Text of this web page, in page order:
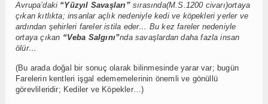
Avrupa’daki “Yüzyıl Savaşları”sırasında(M.S.1200 civarı)ortaya
çıkan kıtlıkta; insanlar açlık nedeniyle kedi ve köpekleri yerler ve
ardından şehirleri fareler istila eder… Bu kez fareler nedeniyle
ortaya çıkan “Veba Salgını”nda savaşlardan daha fazla insan
ölür…
(Bu arada doğal bir sonuç olarak bilinmesinde yarar var; bugün
Farelerin kentleri işgal edememelerinin önemli ve gönüllü
görevlileridir; Kediler ve Köpekler…)